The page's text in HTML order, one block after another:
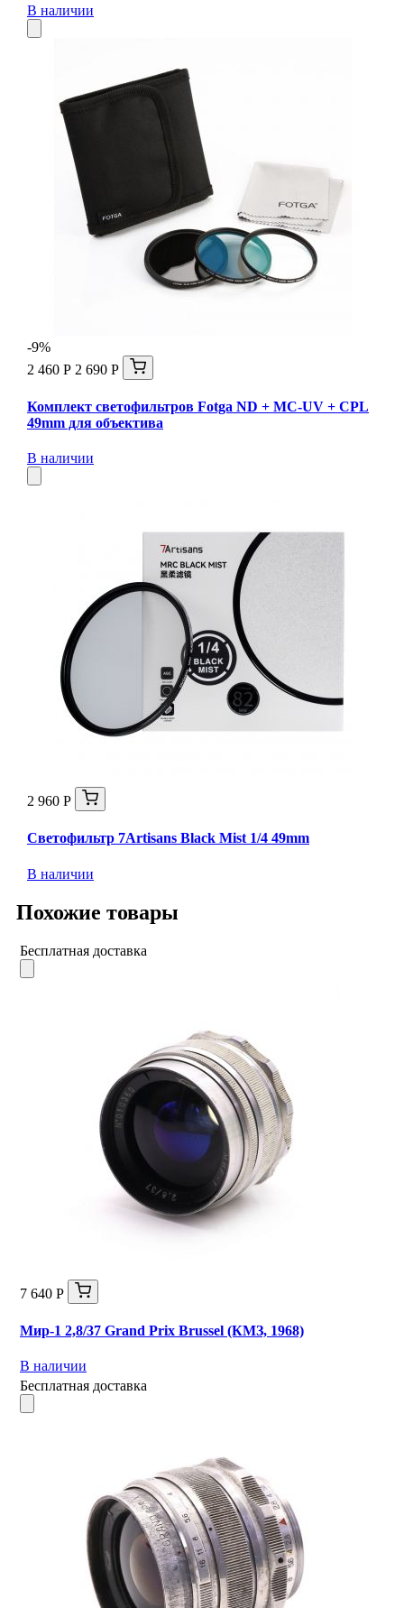
В наличии
-9%
2 460 Р 2 690 Р
Комплект светофильтров Fotga ND + MC-UV + CPL
49mm для объектива
В наличии
2 960 Р
Светофильтр 7Artisans Black Mist 1/4 49mm
В наличии
Похожие товары
Бесплатная доставка
7 640 Р
Мир-1 2,8/37 Grand Prix Brussel (КМЗ, 1968)
В наличии
Бесплатная доставка